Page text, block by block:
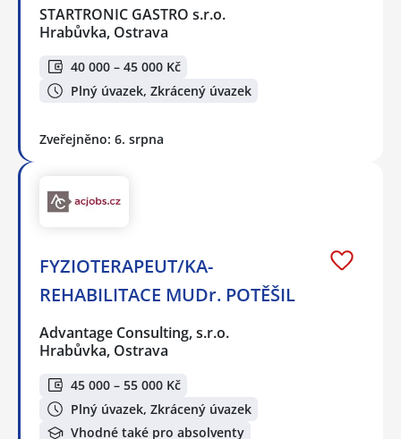
STARTRONIC GASTRO s.r.o.
Hrabůvka, Ostrava
40 000 – 45 000 Kč
Plný úvazek, Zkrácený úvazek
Zveřejněno: 6. srpna
FYZIOTERAPEUT/KA-
REHABILITACE MUDr. POTĚŠIL
Advantage Consulting, s.r.o.
Hrabůvka, Ostrava
45 000 – 55 000 Kč
Plný úvazek, Zkrácený úvazek
Vhodné také pro absolventy